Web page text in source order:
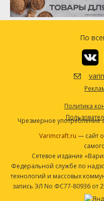
По
Политика
Чрезмерное употребление
Varimcraft.ru — сайт
Сетевое издание
Федеральной службе по
технологий и массовых
запись ЭЛ No ФС77-80936 от